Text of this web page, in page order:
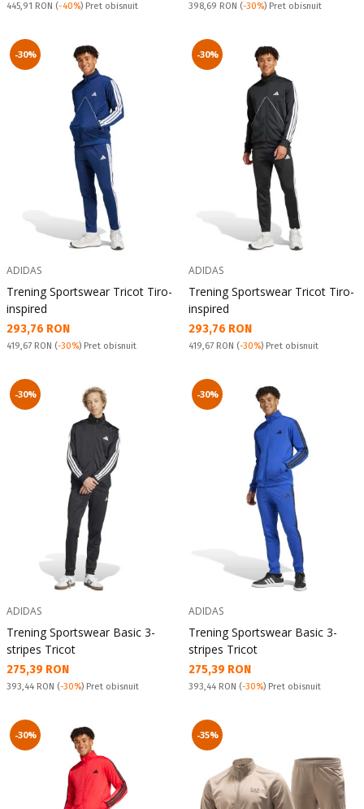
Pret obisnuit:
445,91 RON (-40%) Pret obisnuit Pret obisnuit:
398,69 RON (-30%) Pret obisnuit
-30%
ADIDAS
Trening Sportswear Tricot Tiro-
inspired
Текуща цена:
293,76 RON
Pret obisnuit:
419,67 RON (-30%) Pret obisnuit
-30%
ADIDAS
Trening Sportswear Tricot Tiro-
inspired
Текуща цена:
293,76 RON
Pret obisnuit:
419,67 RON (-30%) Pret obisnuit
-30%
ADIDAS
Trening Sportswear Basic 3-
stripes Tricot
Текуща цена:
275,39 RON
Pret obisnuit:
393,44 RON (-30%) Pret obisnuit
-30%
ADIDAS
Trening Sportswear Basic 3-
stripes Tricot
Текуща цена:
275,39 RON
Pret obisnuit:
393,44 RON (-30%) Pret obisnuit
-30% -35%